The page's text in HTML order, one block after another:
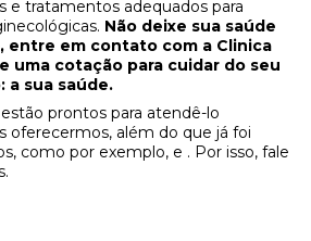
e tratamentos adequados para
Não deixe sua saúde
entre em contato com a Clinica
uma cotação para cuidar do seu
a sua saúde.
prontos para atendê-lo
oferecermos, além do que já foi
como por exemplo, e . Por isso, fale